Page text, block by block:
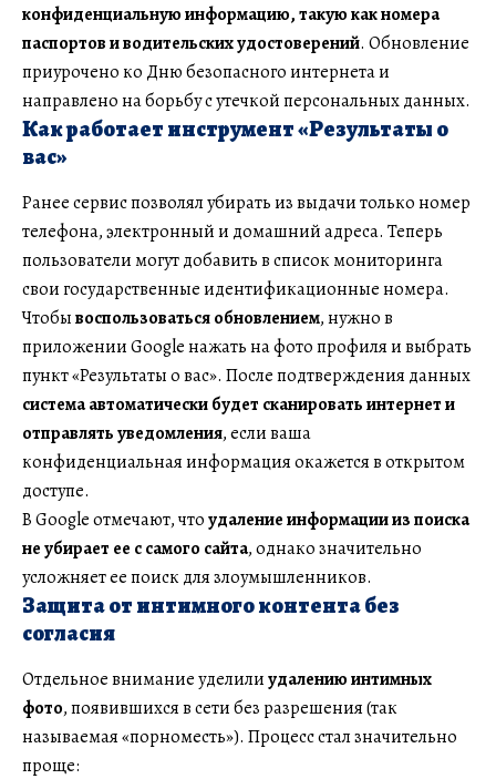
конфиденциальную информацию, такую как номера
паспортов и водительских удостоверений. Обновление
приурочено ко Дню безопасного интернета и
направлено на борьбу с утечкой персональных данных.
Как работает инструмент «Результаты о
вас»
Ранее сервис позволял убирать из выдачи только номер
телефона, электронный и домашний адреса. Теперь
пользователи могут добавить в список мониторинга
свои государственные идентификационные номера.
Чтобывоспользоваться обновлением, нужно в
приложении Google нажать на фото профиля и выбрать
пункт «Результаты о вас». После подтверждения данных
система автоматически будет сканировать интернет и
отправлять уведомления, если ваша
конфиденциальная информация окажется в открытом
доступе.
В Google отмечают, чтоудаление информации из поиска
не убирает ее с самого сайта, однако значительно
усложняет ее поиск для злоумышленников.
Защита от интимного контента без
согласия
Отдельное внимание уделилиудалению интимных
фото, появившихся в сети без разрешения (так
называемая «порноместь»). Процесс стал значительно
проще: